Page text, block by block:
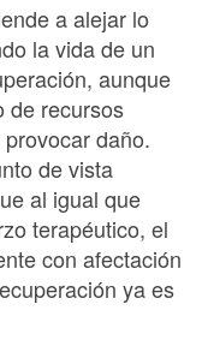
a alejar lo
la vida de un
aunque
de recursos
daño.
de vista
al igual que
terapéutico, el
con afectación
ya es